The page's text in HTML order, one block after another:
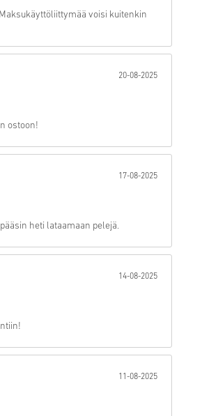
voisi kuitenkin
20-08-2025
ostoon!
17-08-2025
heti lataamaan pelejä.
14-08-2025
11-08-2025